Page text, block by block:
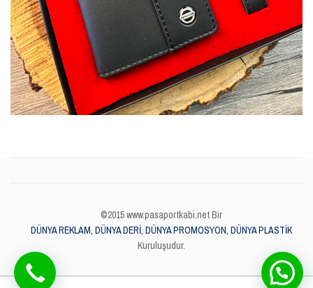
©2015 www.pasaportkabi.net Bir
DÜNYA REKLAM, DÜNYA DERİ, DÜNYA PROMOSYON, DÜNYA PLASTİK
Kuruluşudur.